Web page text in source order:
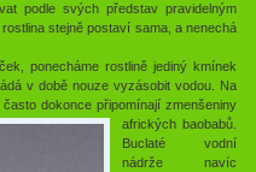
podle svých představ pravidelným
stejně postaví sama, a nenechá
ponecháme rostlině jediný kmínek
v době nouze vyzásobit vodou. Na
dokonce připomínají zmenšeniny
afrických baobabů.
Buclaté vodní
nádrže navíc